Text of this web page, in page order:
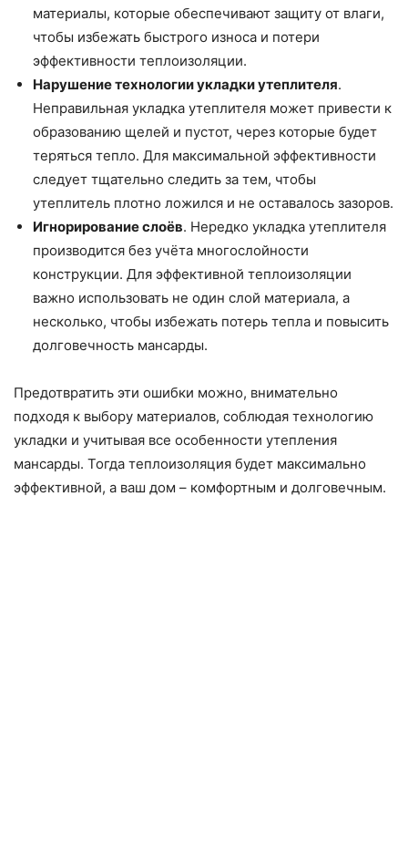
материалы, которые обеспечивают защиту от влаги,
чтобы избежать быстрого износа и потери
эффективности теплоизоляции.
Нарушение технологии укладки утеплителя.
Неправильная укладка утеплителя может привести к
образованию щелей и пустот, через которые будет
теряться тепло. Для максимальной эффективности
следует тщательно следить за тем, чтобы
утеплитель плотно ложился и не оставалось зазоров.
Игнорирование слоёв. Нередко укладка утеплителя
производится без учёта многослойности
конструкции. Для эффективной теплоизоляции
важно использовать не один слой материала, а
несколько, чтобы избежать потерь тепла и повысить
долговечность мансарды.
Предотвратить эти ошибки можно, внимательно
подходя к выбору материалов, соблюдая технологию
укладки и учитывая все особенности утепления
мансарды. Тогда теплоизоляция будет максимально
эффективной, а ваш дом – комфортным и долговечным.